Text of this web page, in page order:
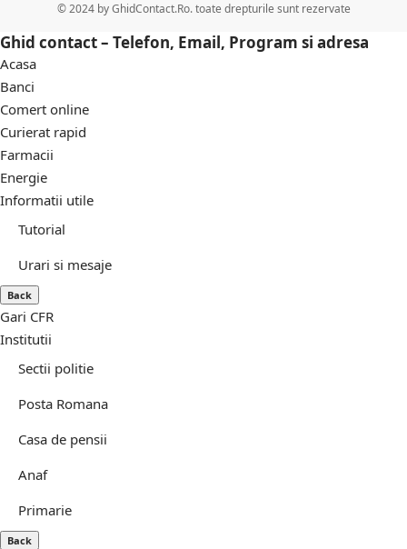
© 2024 byGhidContact.Ro. toate drepturile sunt rezervate
Ghid contact – Telefon, Email, Program si adresa
Acasa
Banci
Comert online
Curierat rapid
Farmacii
Energie
Informatii utile
Tutorial
Urari si mesaje
Back
Gari CFR
Institutii
Sectii politie
Posta Romana
Casa de pensii
Anaf
Primarie
Back